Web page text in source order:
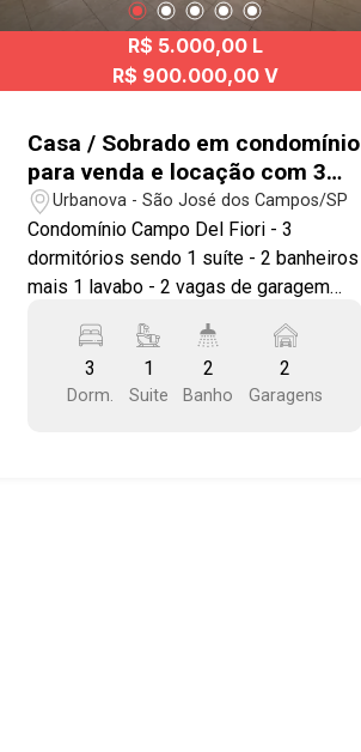
R$ 5.000,00 L
R$ 900.000,00 V
Casa / Sobrado em condomínio
para venda e locação com 3
quartos sendo 1 suíte - 92m²
no bairro Urbanova
Urbanova - São José dos Campos/SP
Condomínio Campo Del Fiori - 3
dormitórios sendo 1 suíte - 2 banheiros
mais 1 lavabo - 2 vagas de garagem
Cozinha com armários - Lavabo com
gabinete - Armários planejados -
Banheiros com box blindex e gabinete -
3
Dorm.
1
Suite
2
Banho
2
Garagens